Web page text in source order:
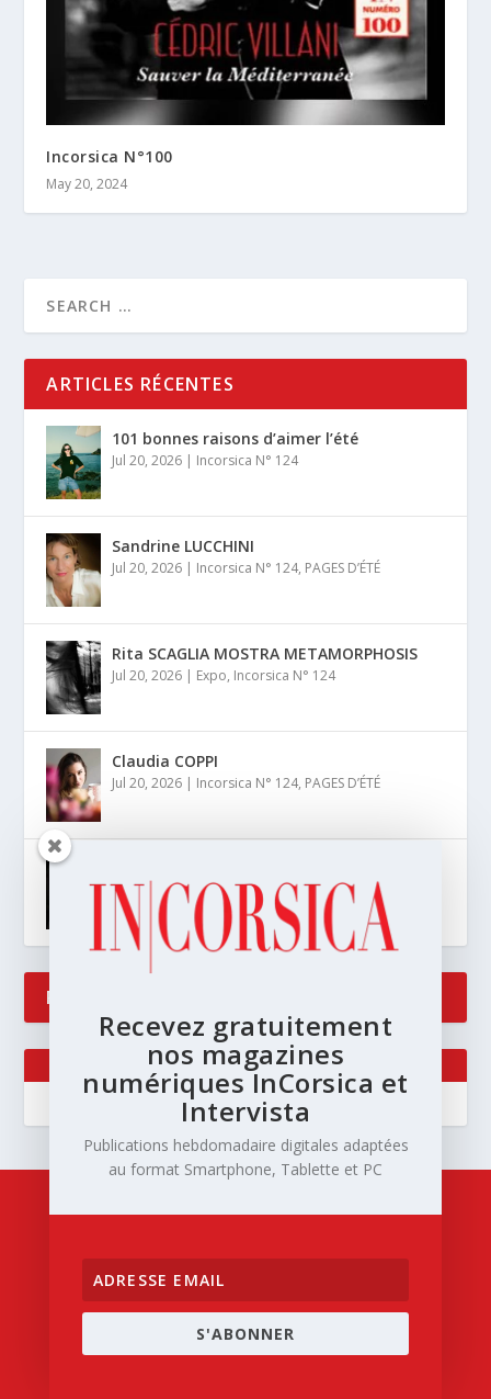
Incorsica N°100
May 20, 2024
ARTICLES RÉCENTES
101 bonnes raisons d’aimer l’été
Jul 20, 2026 | Incorsica N° 124
Sandrine LUCCHINI
Jul 20, 2026 | Incorsica N° 124, PAGES D’ÉTÉ
Rita SCAGLIA MOSTRA METAMORPHOSIS
Jul 20, 2026 | Expo, Incorsica N° 124
Claudia COPPI
Jul 20, 2026 | Incorsica N° 124, PAGES D’ÉTÉ
Jul 20, 2026| Coup de coeur,Incorsica N° 124
RECENT COMMENTS
Recevez gratuitement
nos magazines
numériques InCorsica et
Intervista
Publications hebdomadaire digitales adaptées
au format Smartphone, Tablette et PC
S'ABONNER